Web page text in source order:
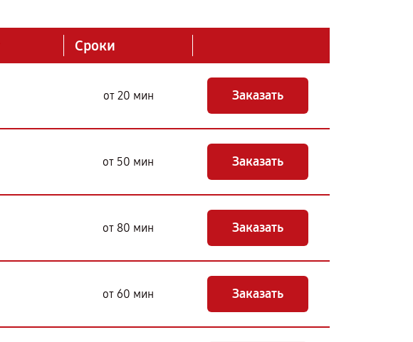
Сроки
от 20 мин Заказать
от 50 мин Заказать
от 80 мин Заказать
от 60 мин Заказать